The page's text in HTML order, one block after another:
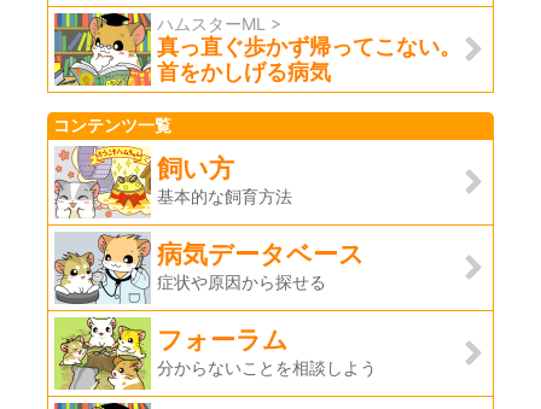
ハムスターML >
真っ直ぐ歩かず帰ってこない。
首をかしげる病気
コンテンツ一覧
飼い方
基本的な飼育方法
病気データベース
症状や原因から探せる
フォーラム
分からないことを相談しよう